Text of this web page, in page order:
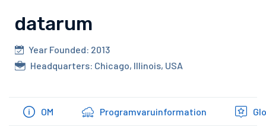
datarum
Year Founded: 2013
Headquarters: Chicago, Illinois, USA
OM Programvaruinformation